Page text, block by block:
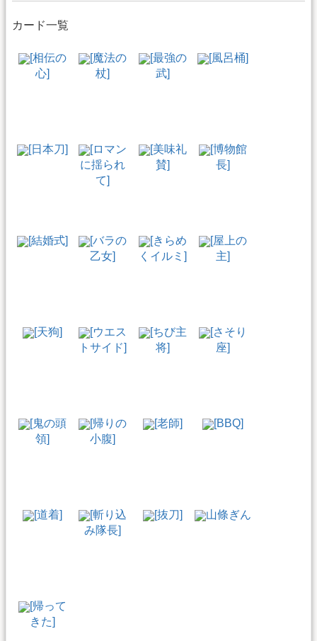
カード一覧
[相伝の
心]
[魔法の
杖]
[最強の
武]
[風呂桶]
[日本刀]
[ロマン
に揺られ
て]
[美味礼
賛]
[博物館
長]
[結婚式]
[バラの
乙女]
[きらめ
くイルミ]
[屋上の
主]
[天狗]
[ウエス
トサイド]
[ちび主
将]
[さそり
座]
[鬼の頭
領]
[帰りの
小腹]
[老師] [BBQ]
[道着]
[斬り込
み隊長]
[抜刀] 山條ぎん
[帰って
きた]